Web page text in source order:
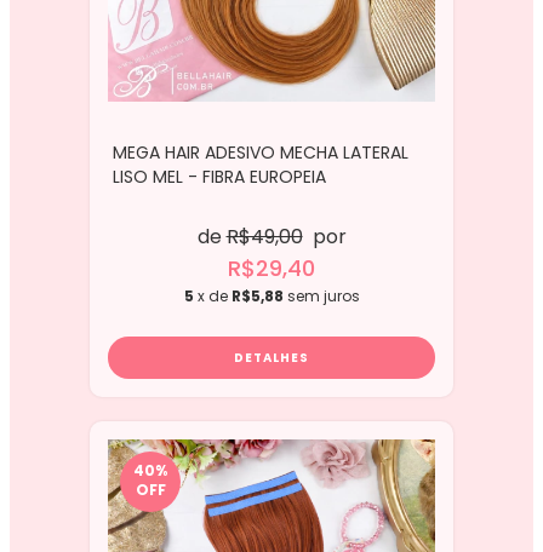
MEGA HAIR ADESIVO MECHA LATERAL
LISO MEL - FIBRA EUROPEIA
deR$49,00 por
R$29,40
5 x de R$5,88 sem juros
DETALHES
40%
OFF